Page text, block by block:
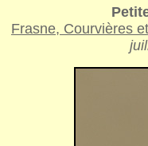
Frasne, Courvières